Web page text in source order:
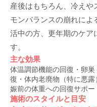
産後はもちろん、冷えや
モンバランスの崩れによ
活中の方、更年期のケア
す。
主な効果
体温調節機能の回復・卵
復・体内老廃物（特に悪
娠前の体重への回復サポ
施術のスタイルと目安